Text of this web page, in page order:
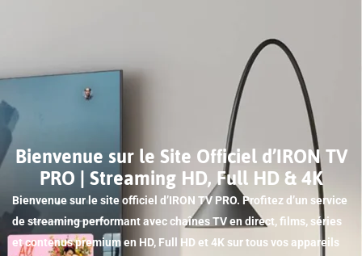
Bienvenue sur le Site Officiel d’IRON TV
PRO | Streaming HD, Full HD & 4K
Bienvenue sur le site officiel d’IRON TV PRO. Profitez d’un service
de streaming performant avec chaînes TV en direct, films, séries
et contenus premium en HD, Full HD et 4K sur tous vos appareils